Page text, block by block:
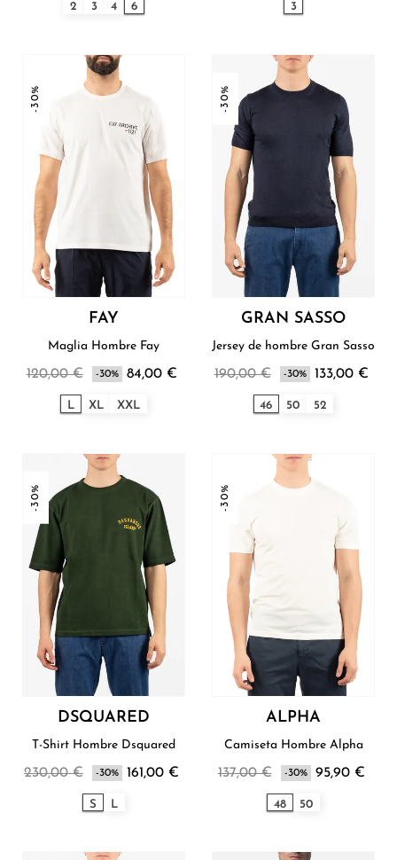
2 3 4 6 3
-30%
FAY
Maglia Hombre Fay
120,00 € -30% 84,00 €
L XL XXL
-30%
GRAN SASSO
Jersey de hombre Gran Sasso
190,00 € -30% 133,00 €
46 50 52
-30%
DSQUARED
T-Shirt Hombre Dsquared
230,00 € -30% 161,00 €
S L
-30%
ALPHA
Camiseta Hombre Alpha
137,00 € -30% 95,90 €
48 50